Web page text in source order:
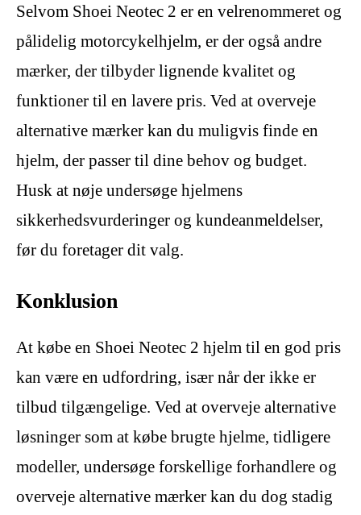
Selvom Shoei Neotec 2 er en velrenommeret og
pålidelig motorcykelhjelm, er der også andre
mærker, der tilbyder lignende kvalitet og
funktioner til en lavere pris. Ved at overveje
alternative mærker kan du muligvis finde en
hjelm, der passer til dine behov og budget.
Husk at nøje undersøge hjelmens
sikkerhedsvurderinger og kundeanmeldelser,
før du foretager dit valg.
Konklusion
At købe en Shoei Neotec 2 hjelm til en god pris
kan være en udfordring, især når der ikke er
tilbud tilgængelige. Ved at overveje alternative
løsninger som at købe brugte hjelme, tidligere
modeller, undersøge forskellige forhandlere og
overveje alternative mærker kan du dog stadig